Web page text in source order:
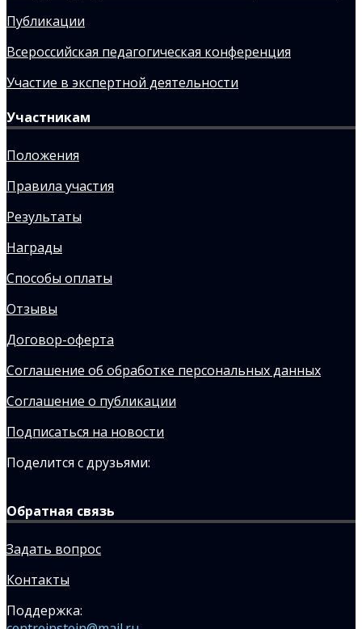
Публикации
Всероссийская педагогическая конференция
Участие в экспертной деятельности
Участникам
Положения
Правила участия
Результаты
Награды
Способы оплаты
Отзывы
Договор-оферта
Соглашение об обработке персональных данных
Соглашение о публикации
Подписаться на новости
Поделится с друзьями:
Обратная связь
Задать вопрос
Контакты
Поддержка: